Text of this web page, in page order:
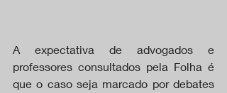
A expectativa de advogados e
professores consultados pela Folha é
que o caso seja marcado por debates